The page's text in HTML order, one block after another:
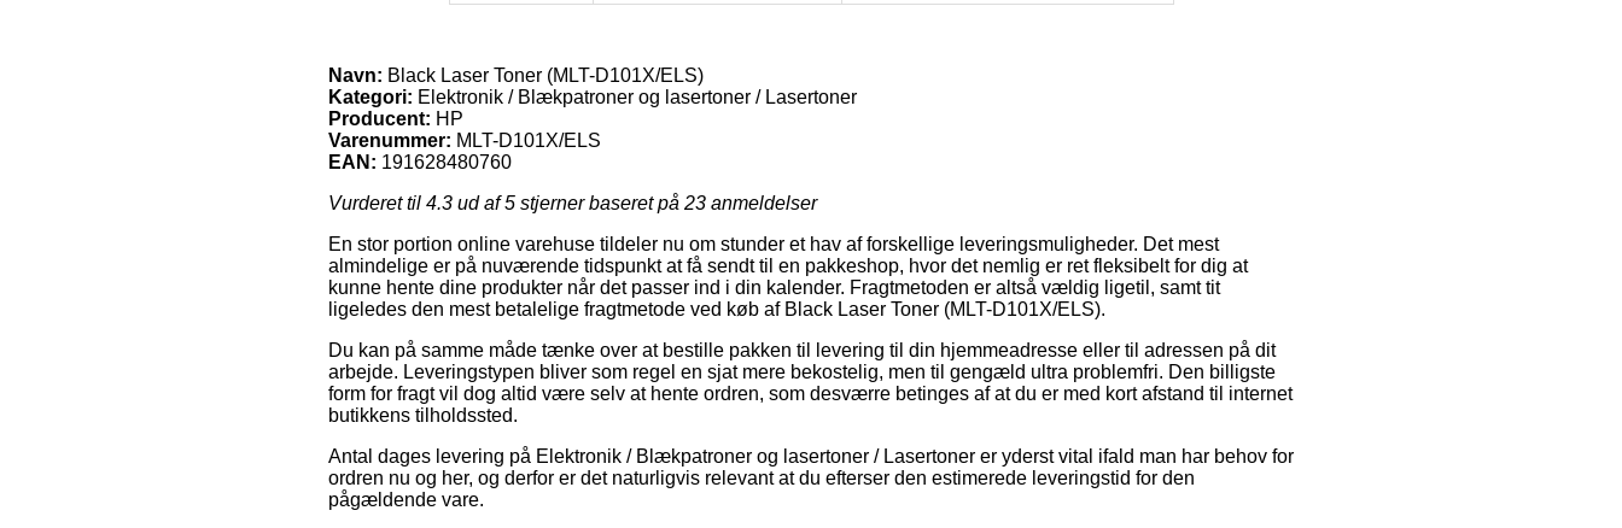
Navn: Black Laser Toner (MLT-D101X/ELS)
Kategori: Elektronik / Blækpatroner og lasertoner / Lasertoner
Producent: HP
Varenummer: MLT-D101X/ELS
EAN: 191628480760
Vurderet til 4.3 ud af 5 stjerner baseret på 23 anmeldelser
En stor portion online varehuse tildeler nu om stunder et hav af forskellige leveringsmuligheder. Det mest
almindelige er på nuværende tidspunkt at få sendt til en pakkeshop, hvor det nemlig er ret fleksibelt for dig at
kunne hente dine produkter når det passer ind i din kalender. Fragtmetoden er altså vældig ligetil, samt tit
ligeledes den mest betalelige fragtmetode ved køb af Black Laser Toner (MLT-D101X/ELS).
Du kan på samme måde tænke over at bestille pakken til levering til din hjemmeadresse eller til adressen på dit
arbejde. Leveringstypen bliver som regel en sjat mere bekostelig, men til gengæld ultra problemfri. Den billigste
form for fragt vil dog altid være selv at hente ordren, som desværre betinges af at du er med kort afstand til internet
butikkens tilholdssted.
Antal dages levering på Elektronik / Blækpatroner og lasertoner / Lasertoner er yderst vital ifald man har behov for
ordren nu og her, og derfor er det naturligvis relevant at du efterser den estimerede leveringstid for den
pågældende vare.